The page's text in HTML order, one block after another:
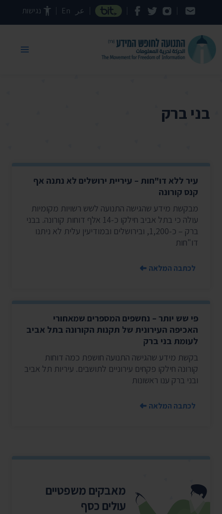
דילוג לתוכן העמוד عر En נגישות
בני ברק
עיר ללא דו"חות – עיריית ירושלים לא נתנה אף
קנס קורונה
מבקשת מידע שהגישה התנועה לשש רשויות מקומיות
עולה כי בתל אביב חילקו כ-14 אלף דוחות קורונה. בבני
ברק – כ-1,200, ובירושלים ובמודיעין עלית לא ניתנו
דו"חות
לכתבה המלאה
פי שש יותר – נחשפים המספרים שמאחורי
האכיפה העירונית של תקנות הקורונה בתל אביב
לעומת בני ברק
בקשת מידע שהגישה התנועה חושפת כמה דוחות
קורונה חילקו פקחים עירוניים לתושבים. עיריות תל אביב
ובני ברק ענו ראשונות
לכתבה המלאה
מאבקים משפטיים
עולים כסף